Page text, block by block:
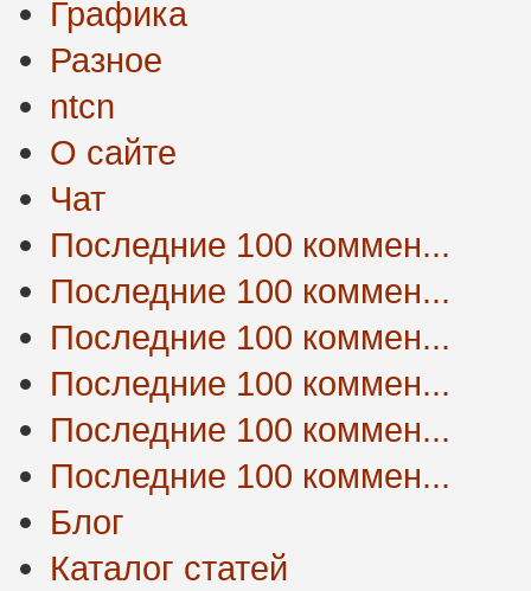
Графика
Разное
ntcn
О сайте
Чат
Последние 100 коммен...
Последние 100 коммен...
Последние 100 коммен...
Последние 100 коммен...
Последние 100 коммен...
Последние 100 коммен...
Блог
Каталог статей